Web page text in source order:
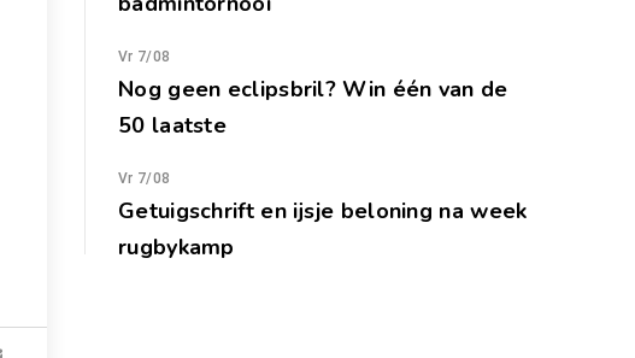
Vr 7/08
Nog geen eclipsbril? Win één van de
50 laatste
Vr 7/08
Getuigschrift en ijsje beloning na week
rugbykamp